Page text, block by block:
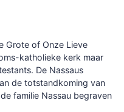
Grote of Onze Lieve
katholieke kerk maar
De Nassaus
de totstandkoming van
familie Nassau begraven